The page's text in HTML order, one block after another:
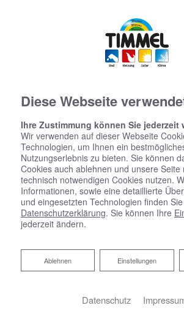
Diese Webseite
Ihre Zustimmung können Sie jederzeit
Wir verwenden auf dieser Webseite
Technologien, um Ihnen ein
Nutzungserlebnis zu bieten. Sie können
Cookies auch ablehnen und unsere Seite
technisch notwendigen Cookies nutzen.
Informationen, sowie eine detaillierte
und eingesetzten Technologien finden
Datenschutzerklärung. Sie können Ihre
jederzeit ändern.
Einstellungen
Ablehnen
Ablehnen
Datenschutz